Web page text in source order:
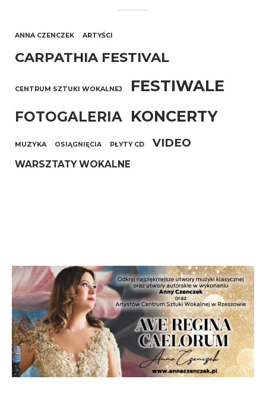
ANNA CZENCZEK ARTYŚCI
CARPATHIA FESTIVAL
CENTRUM SZTUKI WOKALNEJ FESTIWALE
FOTOGALERIA KONCERTY
MUZYKA OSIĄGNIĘCIA PŁYTY CD VIDEO
WARSZTATY WOKALNE